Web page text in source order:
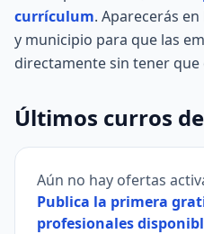
currículum. Aparecerás
y municipio para que las
directamente sin tener que
Últimos curros
Aún no hay ofertas
Publica la primera
profesionales